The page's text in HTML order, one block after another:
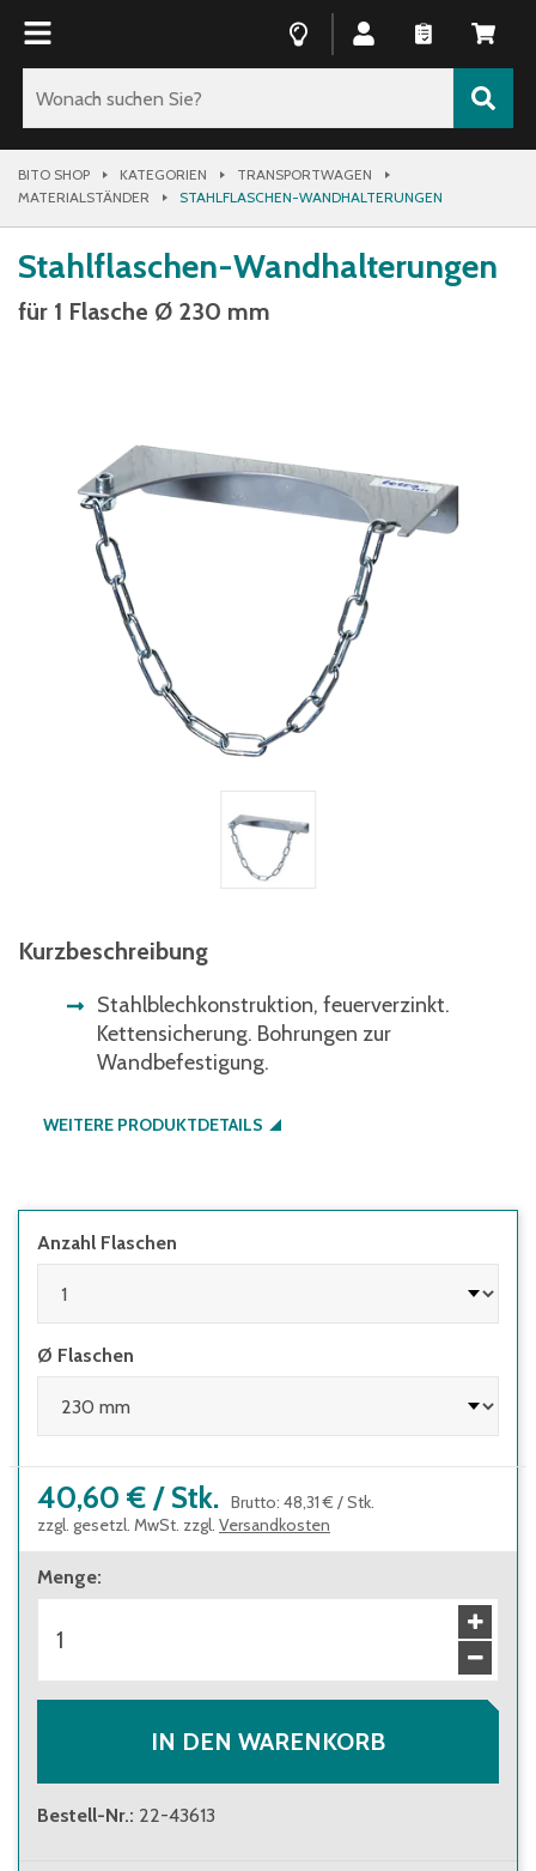
BITO SHOP KATEGORIEN
TRANSPORTWAGEN
MATERIALSTÄNDER
STAHLFLASCHEN-WANDHALTERUNGEN
Stahlflaschen-Wandhalterungen
für 1 Flasche Ø 230 mm
Kurzbeschreibung
Stahlblechkonstruktion, feuerverzinkt.
Kettensicherung. Bohrungen zur
Wandbefestigung.
WEITERE PRODUKTDETAILS
Anzahl Flaschen
Ø Flaschen
40,60 € / Stk. Brutto: 48,31 € /Stk.
zzgl. gesetzl. MwSt. zzgl. Versandkosten
Menge:
IN DEN WARENKORB
Bestell-Nr.: 22-43613